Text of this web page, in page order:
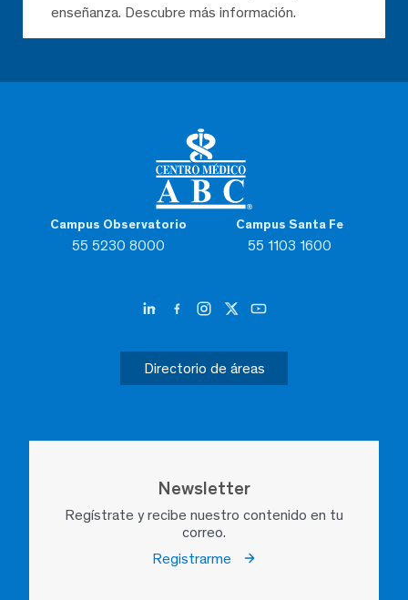
Campus Observatorio
55 5230 8000
Campus Santa Fe
55 1103 1600
Directorio de áreas
Newsletter
Regístrate y recibe nuestro contenido en tu
correo.
Registrarme
enseñanza. Descubre más información.